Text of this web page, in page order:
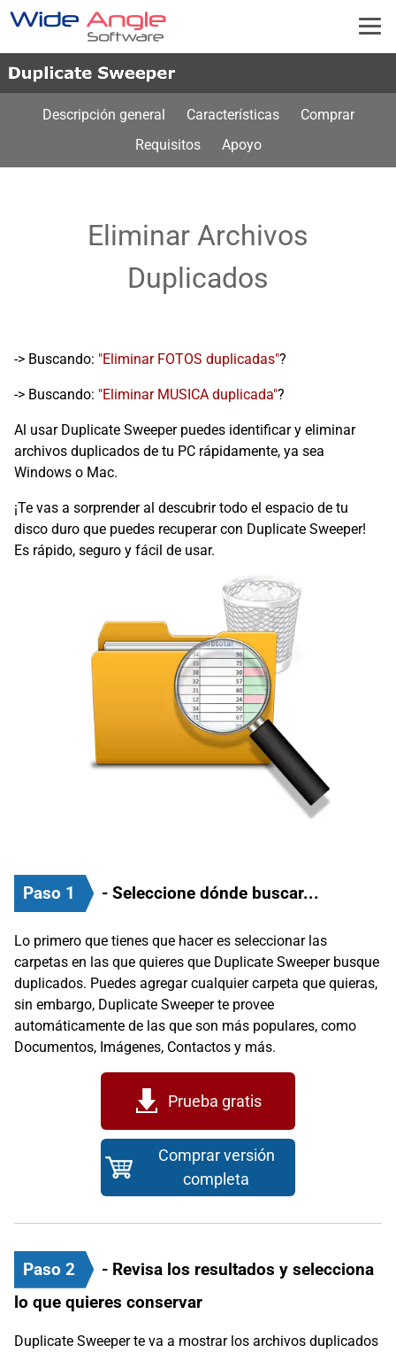
Descripción general Características
Comprar
Requisitos
Apoyo
Eliminar Archivos
Duplicados
-> Buscando: "Eliminar FOTOS duplicadas"?
-> Buscando: "Eliminar MUSICA duplicada"?
Al usar Duplicate Sweeper puedes identificar y eliminar
archivos duplicados de tu PC rápidamente, ya sea
Windows o Mac.
¡Te vas a sorprender al descubrir todo el espacio de tu
disco duro que puedes recuperar con Duplicate Sweeper!
Es rápido, seguro y fácil de usar.
Paso 1 - Seleccione dónde buscar...
Lo primero que tienes que hacer es seleccionar las
carpetas en las que quieres que Duplicate Sweeper busque
duplicados. Puedes agregar cualquier carpeta que quieras,
sin embargo, Duplicate Sweeper te provee
automáticamente de las que son más populares, como
Documentos, Imágenes, Contactos y más.
Prueba gratis
Comprar versión
completa
Paso 2
- Revisa los resultados y selecciona
lo que quieres conservar
Duplicate Sweeper te va a mostrar los archivos duplicados